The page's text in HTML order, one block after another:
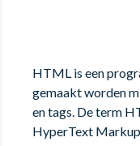
HTML is een
gemaakt worden
en tags. De term
HyperText